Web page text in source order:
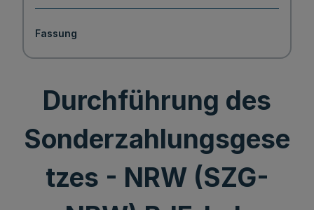
Fassung
Durchführung des
Sonderzahlungsgese
tzes - NRW (SZG-